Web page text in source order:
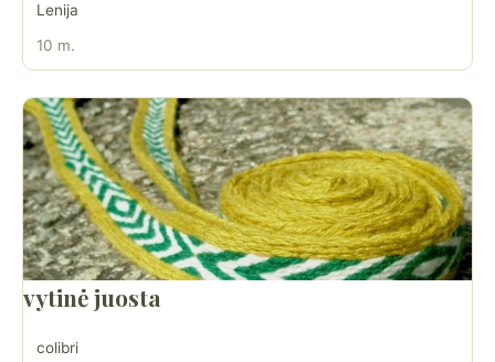
Lenija
10 m.
vytinė juosta
colibri